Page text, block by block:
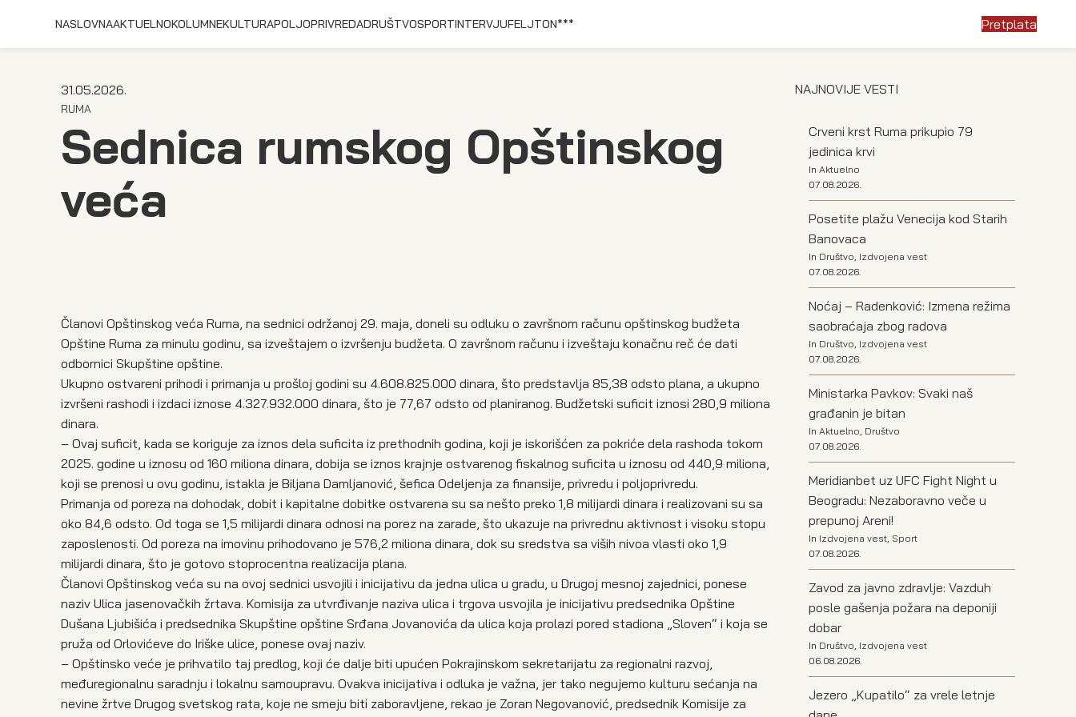
NASLOVNAAKTUELNOKOLUMNEKULTURAPOLJOPRIVREDADRUŠTVOSPORTINTERVJUFELJTON*** Pretplata
31.05.2026.
RUMA
Sednica rumskog Opštinskog
veća
Članovi Opštinskog veća Ruma, na sednici održanoj 29. maja, doneli su odluku o završnom računu opštinskog budžeta
Opštine Ruma za minulu godinu, sa izveštajem o izvršenju budžeta. O završnom računu i izveštaju konačnu reč će dati
odbornici Skupštine opštine.
Ukupno ostvareni prihodi i primanja u prošloj godini su 4.608.825.000 dinara, što predstavlja 85,38 odsto plana, a ukupno
izvršeni rashodi i izdaci iznose 4.327.932.000 dinara, što je 77,67 odsto od planiranog. Budžetski suficit iznosi 280,9 miliona
dinara.
– Ovaj suficit, kada se koriguje za iznos dela suficita iz prethodnih godina, koji je iskorišćen za pokriće dela rashoda tokom
2025. godine u iznosu od 160 miliona dinara, dobija se iznos krajnje ostvarenog fiskalnog suficita u iznosu od 440,9 miliona,
koji se prenosi u ovu godinu, istakla je Biljana Damljanović, šefica Odeljenja za finansije, privredu i poljoprivredu.
Primanja od poreza na dohodak, dobit i kapitalne dobitke ostvarena su sa nešto preko 1,8 milijardi dinara i realizovani su sa
oko 84,6 odsto. Od toga se 1,5 milijardi dinara odnosi na porez na zarade, što ukazuje na privrednu aktivnost i visoku stopu
zaposlenosti. Od poreza na imovinu prihodovano je 576,2 miliona dinara, dok su sredstva sa viših nivoa vlasti oko 1,9
milijardi dinara, što je gotovo stoprocentna realizacija plana.
Članovi Opštinskog veća su na ovoj sednici usvojili i inicijativu da jedna ulica u gradu, u Drugoj mesnoj zajednici, ponese
naziv Ulica jasenovačkih žrtava. Komisija za utvrđivanje naziva ulica i trgova usvojila je inicijativu predsednika Opštine
Dušana Ljubišića i predsednika Skupštine opštine Srđana Jovanovića da ulica koja prolazi pored stadiona „Sloven“ i koja se
pruža od Orlovićeve do Iriške ulice, ponese ovaj naziv.
– Opštinsko veće je prihvatilo taj predlog, koji će dalje biti upućen Pokrajinskom sekretarijatu za regionalni razvoj,
međuregionalnu saradnju i lokalnu samoupravu. Ovakva inicijativa i odluka je važna, jer tako negujemo kulturu sećanja na
nevine žrtve Drugog svetskog rata, koje ne smeju biti zaboravljene, rekao je Zoran Negovanović, predsednik Komisije za
NAJNOVIJE VESTI
Crveni krst Ruma prikupio 79
jedinica krvi
In Aktuelno
07.08.2026.
Posetite plažu Venecija kod Starih
Banovaca
In Društvo, Izdvojena vest
07.08.2026.
Noćaj – Radenković: Izmena režima
saobraćaja zbog radova
In Društvo, Izdvojena vest
07.08.2026.
Ministarka Pavkov: Svaki naš
građanin je bitan
In Aktuelno, Društvo
07.08.2026.
Meridianbet uz UFC Fight Night u
Beogradu: Nezaboravno veče u
prepunoj Areni!
In Izdvojena vest, Sport
07.08.2026.
Zavod za javno zdravlje: Vazduh
posle gašenja požara na deponiji
dobar
In Društvo, Izdvojena vest
06.08.2026.
Jezero „Kupatilo“ za vrele letnje